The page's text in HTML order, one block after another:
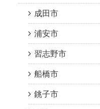
成田市
浦安市
習志野市
船橋市
銚子市